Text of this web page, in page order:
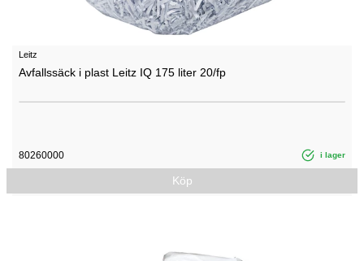
Leitz
Avfallssäck i plast Leitz IQ 175 liter 20/fp
80260000 i lager
Köp